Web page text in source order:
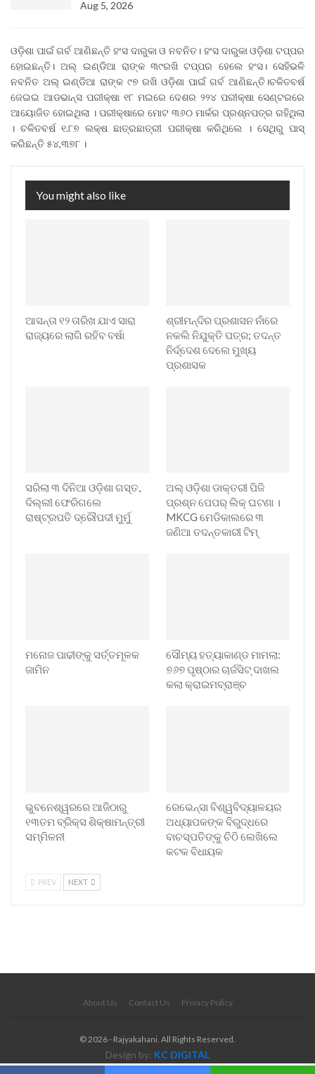
Aug 5, 2026
ଓଡ଼ିଶା ପାଇଁ ଗର୍ବ ଆଣିଛନ୍ତି ହଂସ ଦାରୁକା ଓ ନବନିତ। ହଂସ ଦାରୁକା ଓଡ଼ିଶା ଟପ୍ପର
ହୋଇଛନ୍ତି। ଅଲ୍ ଇଣ୍ଡିଆ ରାଙ୍କ ୩୯ରଖି ଟପ୍ପର ହେଲେ ହଂସ। ସେହିଭଳି
ନବନିତ ଅଲ୍ ଇଣ୍ଡିଆ ରାଙ୍କ ୯୭ ରଖି ଓଡ଼ିଶା ପାଇଁ ଗର୍ବ ଆଣିଛନ୍ତି।ଚଳିତବର୍ଷ
ଜେଇଇ ଆଡଭାନ୍ସ ପରୀକ୍ଷା ୧୮ ମଇରେ ଦେଶର ୨୨୪ ପରୀକ୍ଷା ସେଣ୍ଟରରେ
ଆୟୋଜିତ ହୋଇଥିଲା । ପରୀକ୍ଷାରେ ମୋଟ ୩୬୦ ମାର୍କର ପ୍ରଶ୍ନପତ୍ର ରହିଥିଲା
। ଚଳିତବର୍ଷ ୧.୮୭ ଲକ୍ଷ ଛାତ୍ରଛାତ୍ରୀ ପରୀକ୍ଷା କରିଥିଲେ । ସେଥିରୁ ପାସ୍
କରିଛନ୍ତି ୫୪,୩୭୮ ।
You might also like
ଆସନ୍ତା ୧୨ ତାରିଖ ଯାଏ ସାରା
ରାଜ୍ୟରେ ଲାଗି ରହିବ ବର୍ଷା
ଶ୍ରୀମନ୍ଦିର ପ୍ରଶାସନ ନାଁରେ
ନକଲି ନିଯୁକ୍ତି ପତ୍ର; ତଦନ୍ତ
ନିର୍ଦ୍ଦେଶ ଦେଲେ ମୁଖ୍ୟ
ପ୍ରଶାସକ
ସରିଲା ୩ ଦିନିଆ ଓଡ଼ିଶା ଗସ୍ତ,
ଦିଲ୍ଲୀ ଫେରିଗଲେ
ରାଷ୍ଟ୍ରପତି ଦ୍ରୌପଦୀ ମୁର୍ମୁ
ଅଲ୍ ଓଡ଼ିଶା ଡାକ୍ତରୀ ପିଜି
ପ୍ରଶ୍ନ ପେପର୍ ଲିକ୍ ଘଟଣା ।
MKCG ମେଡିକାଲରେ ୩
ଜଣିଆ ତଦନ୍ତକାରୀ ଟିମ୍
ମନୋଜ ପାଢୀଙ୍କୁ ସର୍ତ୍ତମୂଳକ
ଜାମିନ
ସୌମ୍ୟ ହତ୍ୟାକାଣ୍ଡ ମାମଲା:
୭୬୭ ପୃଷ୍ଠାର ଚାର୍ଜସିଟ୍ ଦାଖଲ
କଲା କ୍ରାଇମବ୍ରାଞ୍ଚ
ଭୁବନେଶ୍ୱରରେ ଆଜିଠାରୁ
୧୩ତମ ବ୍ରିକ୍ସ ଶିକ୍ଷାମନ୍ତ୍ରୀ
ସମ୍ମିଳନୀ
ରେଭେନ୍ସା ବିଶ୍ୱବିଦ୍ୟାଳୟର
ଅଧ୍ୟାପକଙ୍କ ବିରୁଦ୍ଧରେ
ବାଚସ୍ପତିଙ୍କୁ ଚିଠି ଲେଖିଲେ
କଟକ ବିଧାୟକ
PREV NEXT
About Us Contact Us Privacy Policy
© 2026 - Rajyakahani. All Rights Reserved.
Design by: KC DIGITAL